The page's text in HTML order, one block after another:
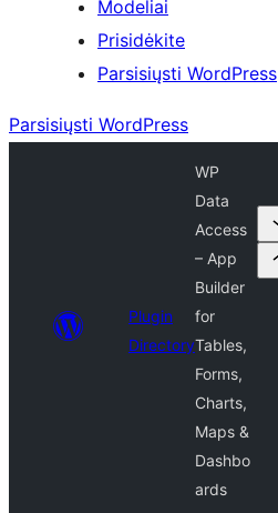
Modeliai
Prisidėkite
Parsisiųsti WordPress
Parsisiųsti WordPress
Plugin
Directory
WP
Data
Access
– App
Builder
for
Tables,
Forms,
Charts,
Maps &
Dashbo
ards